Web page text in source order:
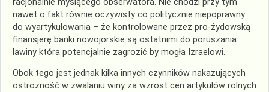
nawet o fakt równie oczywisty co politycznie niepoprawny
do wyartykułowania – że kontrolowane przez pro-żydowską
finansjerę banki nowojorskie są ostatnimi do poruszania
lawiny która potencjalnie zagrozić by mogła Izraelowi.
Obok tego jest jednak kilka innych czynników nakazujących
ostrożność w zwalaniu winy za wzrost cen artykułów rolnych